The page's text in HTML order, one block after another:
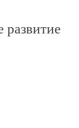
развитие